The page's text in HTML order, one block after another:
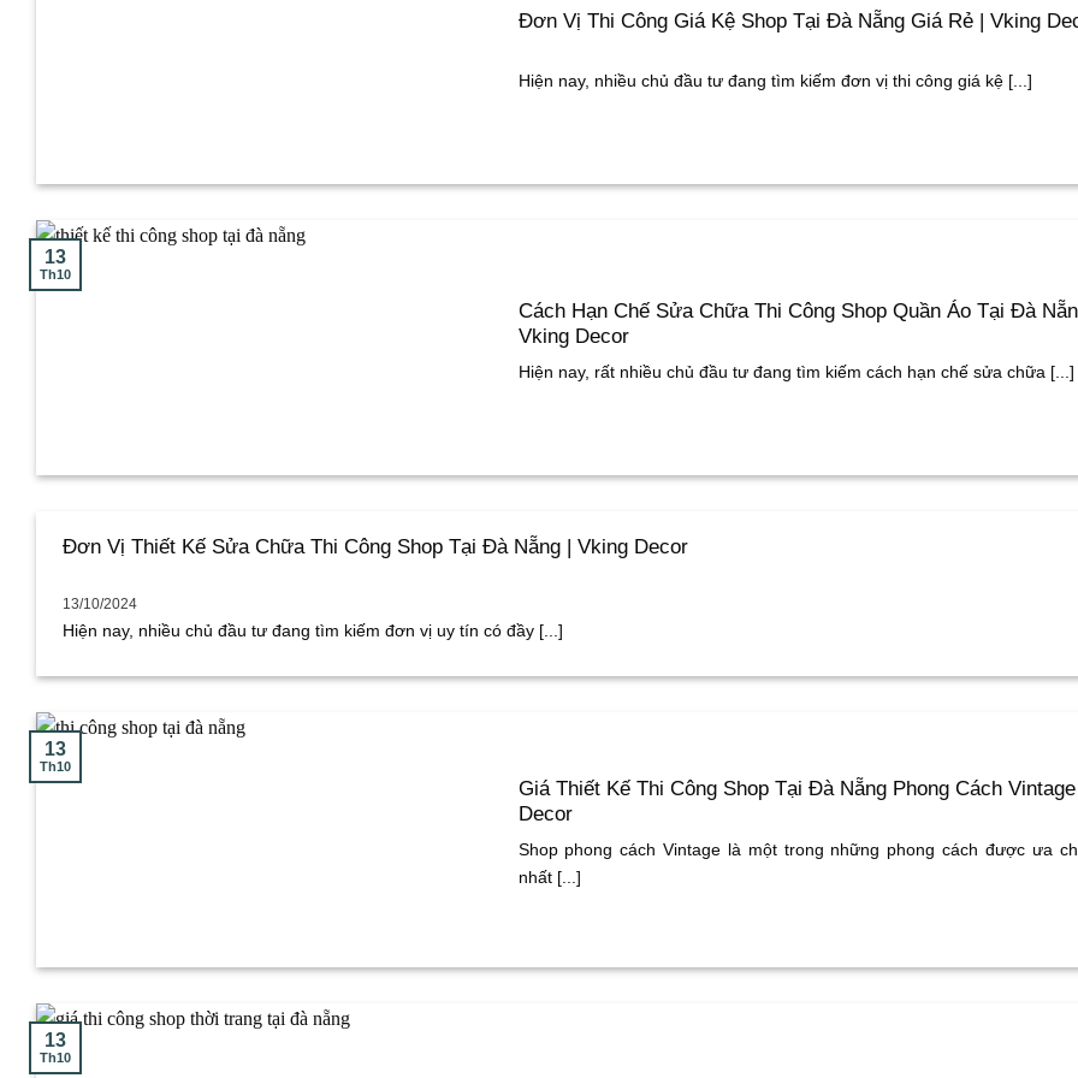
Đơn Vị Thi Công Giá Kệ Shop Tại Đà Nẵng Giá Rẻ | Vking
Hiện nay, nhiều chủ đầu tư đang tìm kiếm đơn vị thi công giá kệ [...]
Cách Hạn Chế Sửa Chữa Thi Công Shop Quần Áo Tại Đà
Vking Decor
Hiện nay, rất nhiều chủ đầu tư đang tìm kiếm cách hạn chế sửa chữa [...]
13
Th10
Đơn Vị Thiết Kế Sửa Chữa Thi Công Shop Tại Đà Nẵng | Vking Decor
13/10/2024
Hiện nay, nhiều chủ đầu tư đang tìm kiếm đơn vị uy tín có đầy [...]
Giá Thiết Kế Thi Công Shop Tại Đà Nẵng Phong Cách
Decor
Shop phong cách Vintage là một trong những phong cách được ưa
nhất [...]
13
Th10
13
Th10